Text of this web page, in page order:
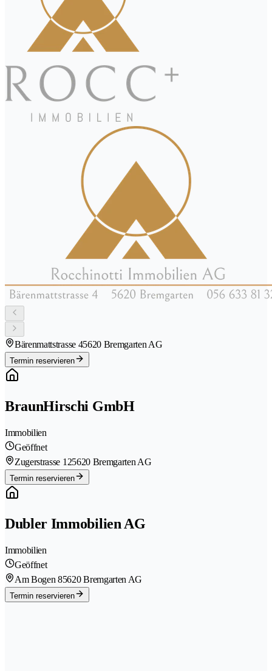
Bärenmattstrasse 45620 Bremgarten AG
Termin reservieren
BraunHirschi GmbH
Immobilien
Geöffnet
Zugerstrasse 125620 Bremgarten AG
Termin reservieren
Dubler Immobilien AG
Immobilien
Geöffnet
Am Bogen 85620 Bremgarten AG
Termin reservieren